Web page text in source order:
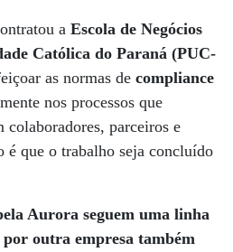
a Escola de Negócios
Católica do Paraná (PUC-
as normas de compliance
nos processos que
colaboradores, parceiros e
é que o trabalho seja concluído
Aurora seguem uma linha
outra empresa também